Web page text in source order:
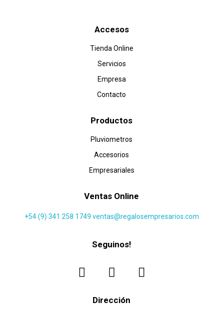
Accesos
Tienda Online
Servicios
Empresa
Contacto
Productos
Pluviometros
Accesorios
Empresariales
Ventas Online
+54 (9) 341 258 1749 ventas@regalosempresarios.com
Seguinos!
Dirección